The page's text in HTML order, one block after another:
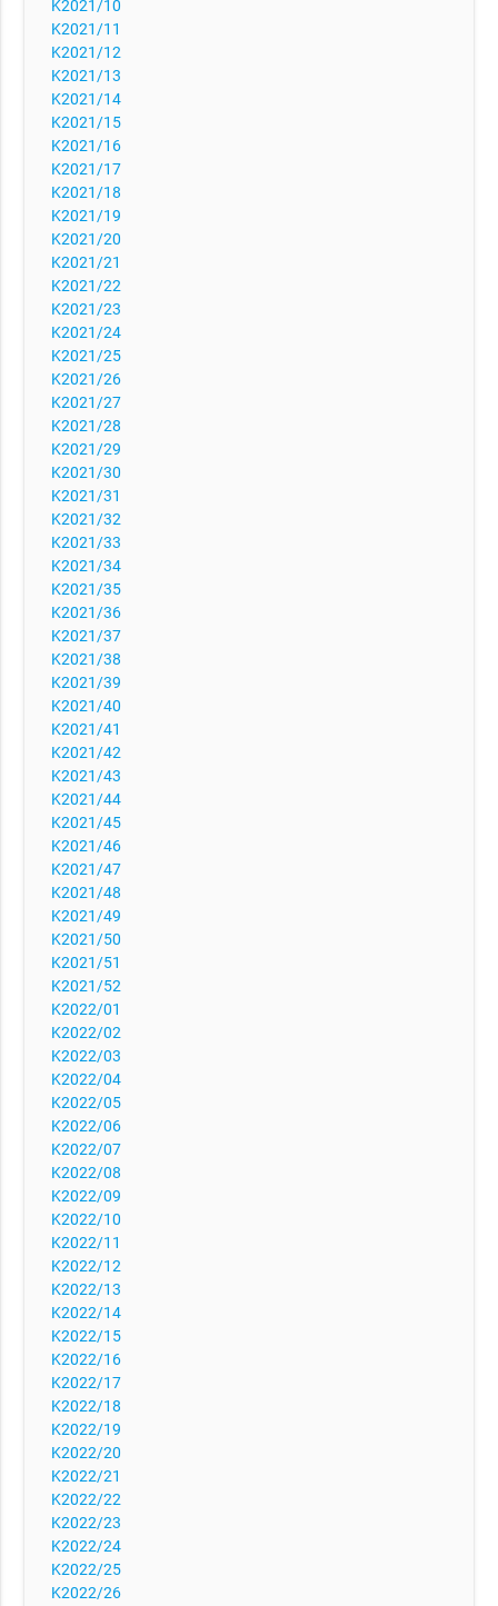
K2021/10
K2021/11
K2021/12
K2021/13
K2021/14
K2021/15
K2021/16
K2021/17
K2021/18
K2021/19
K2021/20
K2021/21
K2021/22
K2021/23
K2021/24
K2021/25
K2021/26
K2021/27
K2021/28
K2021/29
K2021/30
K2021/31
K2021/32
K2021/33
K2021/34
K2021/35
K2021/36
K2021/37
K2021/38
K2021/39
K2021/40
K2021/41
K2021/42
K2021/43
K2021/44
K2021/45
K2021/46
K2021/47
K2021/48
K2021/49
K2021/50
K2021/51
K2021/52
K2022/01
K2022/02
K2022/03
K2022/04
K2022/05
K2022/06
K2022/07
K2022/08
K2022/09
K2022/10
K2022/11
K2022/12
K2022/13
K2022/14
K2022/15
K2022/16
K2022/17
K2022/18
K2022/19
K2022/20
K2022/21
K2022/22
K2022/23
K2022/24
K2022/25
K2022/26